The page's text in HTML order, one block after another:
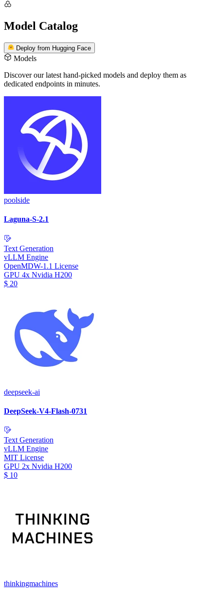
Model Catalog
Deploy from Hugging Face
Models
Discover our latest hand-picked models and deploy them as
dedicated endpoints in minutes.
poolside
Laguna-S-2.1
Text Generation
vLLM Engine
OpenMDW-1.1 License
GPU 4x Nvidia H200
$ 20
deepseek-ai
DeepSeek-V4-Flash-0731
Text Generation
vLLM Engine
MIT License
GPU 2x Nvidia H200
$ 10
thinkingmachines